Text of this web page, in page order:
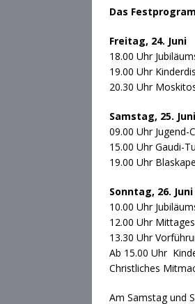
Das
Freitag, 24. Juni
18.00 Uhr
19.00 Uhr
20.30 Uhr
Samstag, 25. Juni
09.00 Uhr Jugend-
15.00 Uhr Gaudi-
19.00 Uhr
Sonntag, 26. Juni
10.00 Uhr
12.00 Uhr
13.30 Uhr
Ab 15.00 Uhr
Christliches
Am Samstag und